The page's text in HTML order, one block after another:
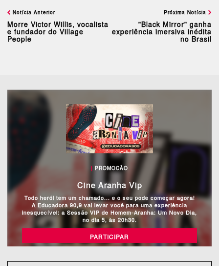
Notícia Anterior
Morre Victor Willis, vocalista
e fundador do Village
People
Próxima Notícia
"Black Mirror" ganha
experiência imersiva inédita
no Brasil
| PROMOCÃO
Cine Aranha Vip
Todo herói tem um chamado... e o seu pode começar agora!
A Educadora 90,9 vai levar você para uma experiência
inesquecível: a Sessão VIP de Homem-Aranha: Um Novo Dia,
no dia 5, às 20h30.
PARTICIPAR